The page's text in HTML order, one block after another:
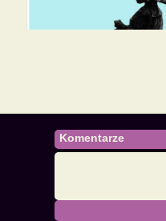
Komentarze